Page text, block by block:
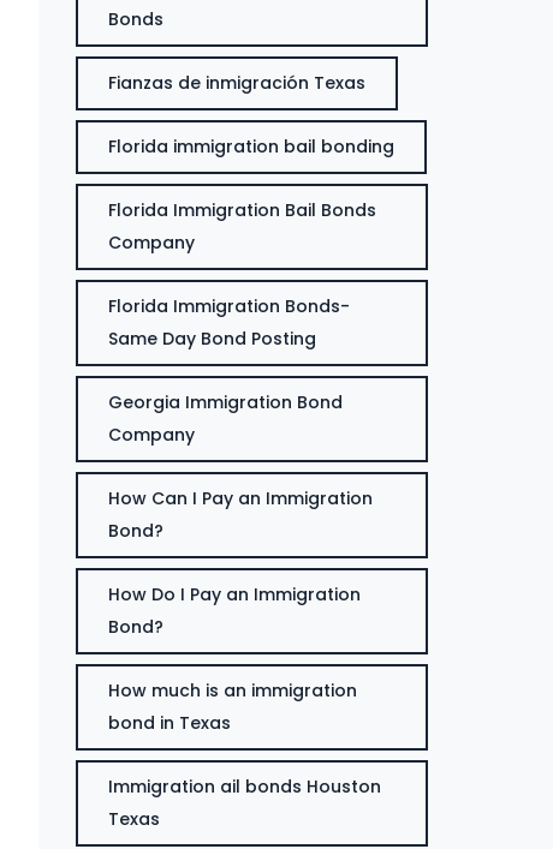
Bonds
Fianzas de inmigración Texas
Florida immigration bail bonding
Florida Immigration Bail Bonds
Company
Florida Immigration Bonds-
Same Day Bond Posting
Georgia Immigration Bond
Company
How Can I Pay an Immigration
Bond?
How Do I Pay an Immigration
Bond?
How much is an immigration
bond in Texas
Immigration ail bonds Houston
Texas